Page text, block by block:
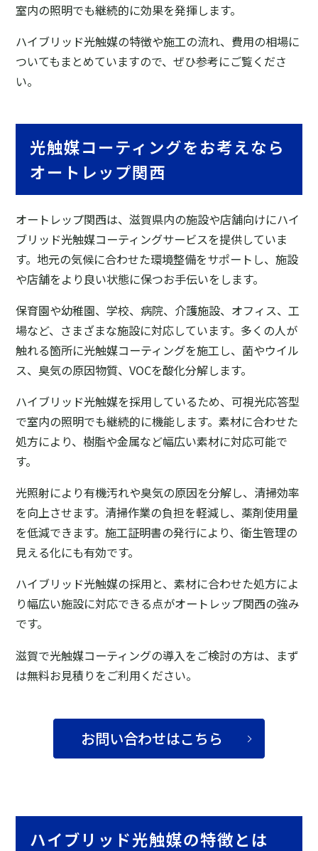
室内の照明でも継続的に効果を発揮します。
ハイブリッド光触媒の特徴や施工の流れ、費用の相場に
ついてもまとめていますので、ぜひ参考にご覧くださ
い。
光触媒コーティングをお考えなら
オートレップ関西
オートレップ関西は、滋賀県内の施設や店舗向けにハイ
ブリッド光触媒コーティングサービスを提供していま
す。地元の気候に合わせた環境整備をサポートし、施設
や店舗をより良い状態に保つお手伝いをします。
保育園や幼稚園、学校、病院、介護施設、オフィス、工
場など、さまざまな施設に対応しています。多くの人が
触れる箇所に光触媒コーティングを施工し、菌やウイル
ス、臭気の原因物質、VOCを酸化分解します。
ハイブリッド光触媒を採用しているため、可視光応答型
で室内の照明でも継続的に機能します。素材に合わせた
処方により、樹脂や金属など幅広い素材に対応可能で
す。
光照射により有機汚れや臭気の原因を分解し、清掃効率
を向上させます。清掃作業の負担を軽減し、薬剤使用量
を低減できます。施工証明書の発行により、衛生管理の
見える化にも有効です。
ハイブリッド光触媒の採用と、素材に合わせた処方によ
り幅広い施設に対応できる点がオートレップ関西の強み
です。
滋賀で光触媒コーティングの導入をご検討の方は、まず
は無料お見積りをご利用ください。
お問い合わせはこちら
ハイブリッド光触媒の特徴とは